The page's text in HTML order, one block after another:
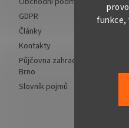
funkce,
GDPR
Články
Kontakty
Půjčovna zahradní techniky
Brno
Slovník pojmů